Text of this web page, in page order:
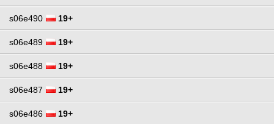
s06e490 19+
s06e489 19+
s06e488 19+
s06e487 19+
s06e486 19+